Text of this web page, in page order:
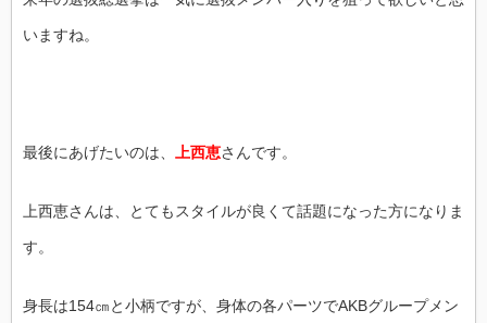
いますね。
最後にあげたいのは、 上西恵さんです。
上西恵さんは、とてもスタイルが良くて話題になった方になりま
す。
身長は154㎝と小柄ですが、身体の各パーツでAKBグループメン